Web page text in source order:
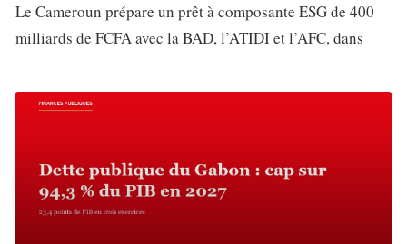
Le Cameroun prépare un prêt à composante ESG de 400
milliards de FCFA avec la BAD, l’ATIDI et l’AFC, dans